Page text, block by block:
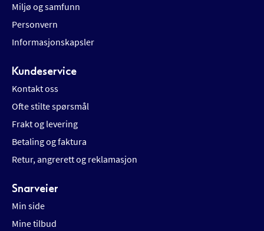
Miljø og samfunn
Personvern
Informasjonskapsler
Kundeservice
Kontakt oss
Ofte stilte spørsmål
Frakt og levering
Betaling og faktura
Retur, angrerett og reklamasjon
Snarveier
Min side
Mine tilbud